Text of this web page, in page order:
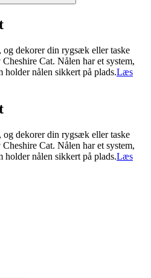
dekorer din rygsæk eller taske
Cat. Nålen har et system,
holder nålen sikkert på plads.Læs
dekorer din rygsæk eller taske
Cat. Nålen har et system,
holder nålen sikkert på plads.Læs